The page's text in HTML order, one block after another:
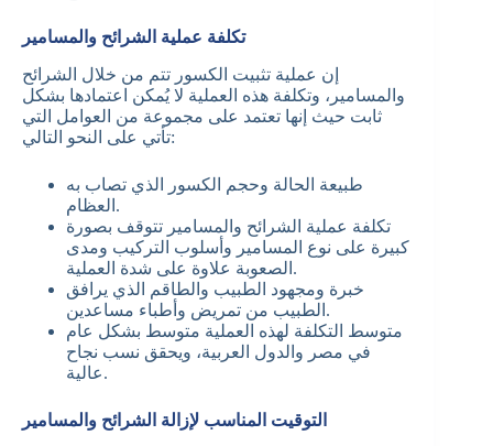
تكلفة عملية الشرائح والمسامير
إن عملية تثبيت الكسور تتم من خلال الشرائح
والمسامير، وتكلفة هذه العملية لا يُمكن اعتمادها بشكل
ثابت حيث إنها تعتمد على مجموعة من العوامل التي
تأتي على النحو التالي:
طبيعة الحالة وحجم الكسور الذي تصاب به
العظام.
تكلفة عملية الشرائح والمسامير تتوقف بصورة
كبيرة على نوع المسامير وأسلوب التركيب ومدى
الصعوبة علاوة على شدة العملية.
خبرة ومجهود الطبيب والطاقم الذي يرافق
الطبيب من تمريض وأطباء مساعدين.
متوسط التكلفة لهذه العملية متوسط بشكل عام
في مصر والدول العربية، ويحقق نسب نجاح
عالية.
التوقيت المناسب لإزالة الشرائح والمسامير